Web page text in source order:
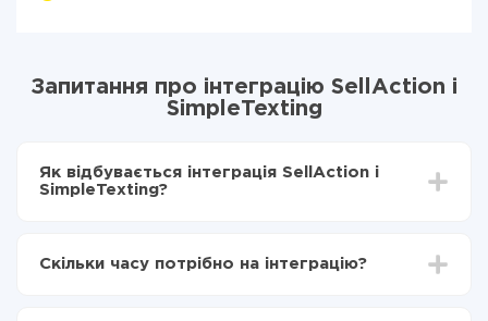
Запитання про інтеграцію SellAction і
SimpleTexting
Як відбувається інтеграція SellAction і
SimpleTexting?
Вибираєте які дані передавати з SellAction в
Скільки часу потрібно на інтеграцію?